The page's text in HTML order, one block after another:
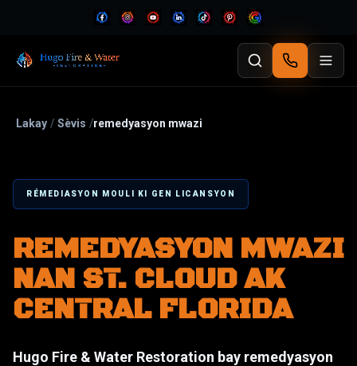
Lakay / Sèvis /remedyasyon mwazi
RÉMEDIASYON MOULI KI GEN LICANSYON
REMEDYASYON MWAZI
NAN ST. CLOUD AK
CENTRAL FLORIDA
Hugo Fire & Water Restoration bay remedyasyon